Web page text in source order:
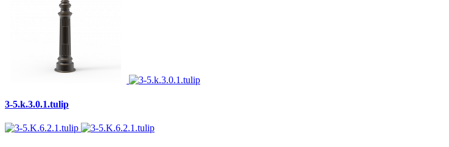
3-5.k.3.0.1.tulip